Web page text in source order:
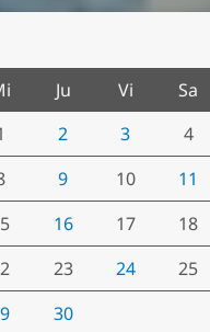
Ju Vi
Sa
2 3
4
9 10
11
16 17
18
23 24
25
30